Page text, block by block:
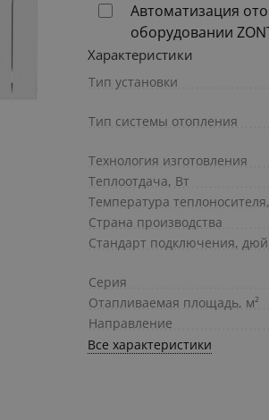
Автоматизация
оборудовании
Характеристики
Тип установки
Тип системы отопления
Технология изготовления
Теплоотдача, Вт
Температура
Страна производства
Стандарт подключения,
Серия
Отапливаемая площадь, м²
Направление
Все характеристики